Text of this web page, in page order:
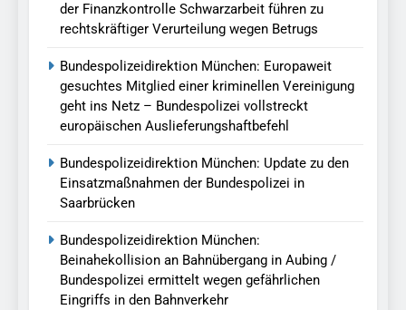
der Finanzkontrolle Schwarzarbeit führen zu
rechtskräftiger Verurteilung wegen Betrugs
Bundespolizeidirektion München: Europaweit
gesuchtes Mitglied einer kriminellen Vereinigung
geht ins Netz – Bundespolizei vollstreckt
europäischen Auslieferungshaftbefehl
Bundespolizeidirektion München: Update zu den
Einsatzmaßnahmen der Bundespolizei in
Saarbrücken
Bundespolizeidirektion München:
Beinahekollision an Bahnübergang in Aubing /
Bundespolizei ermittelt wegen gefährlichen
Eingriffs in den Bahnverkehr